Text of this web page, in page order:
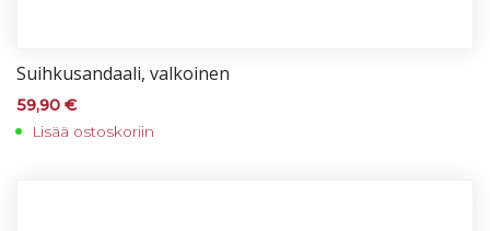
Suih­ku­san­daa­li, val­koi­nen
59,90 €
Lisää ostoskoriin